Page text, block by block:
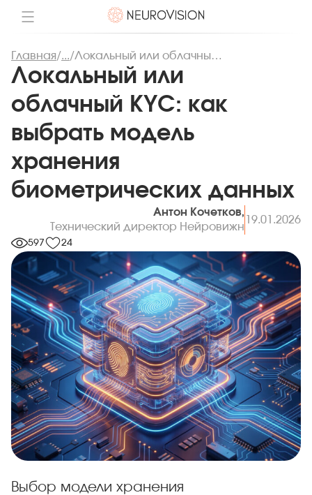
Главная/.../ Локальный или облачный KYC: как выбрать модель хранения биометрических данных
Локальный или
облачный KYC: как
выбрать модель
хранения
биометрических данных
597 24
Антон Кочетков,
Технический директор Нейровижн
19.01.2026
Выбор модели хранения